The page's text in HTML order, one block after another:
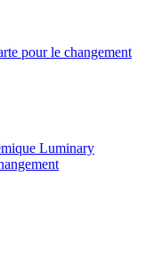
pour le changement
Luminary